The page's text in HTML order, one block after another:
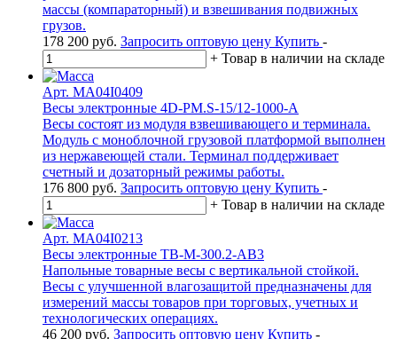
массы (компараторный) и взвешивания подвижных
грузов.
178 200 руб. Запросить оптовую цену Купить -
+ Товар в наличии на складе
Арт. MA04I0409
Весы электронные 4D-PM.S-15/12-1000-А
Весы состоят из модуля взвешивающего и терминала.
Модуль с моноблочной грузовой платформой выполнен
из нержавеющей стали. Терминал поддерживает
счетный и дозаторный режимы работы.
176 800 руб. Запросить оптовую цену Купить -
+ Товар в наличии на складе
Арт. MA04I0213
Весы электронные TB-M-300.2-АB3
Напольные товарные весы с вертикальной стойкой.
Весы с улучшенной влагозащитой предназначены для
измерений массы товаров при торговых, учетных и
технологических операциях.
46 200 руб. Запросить оптовую цену Купить -